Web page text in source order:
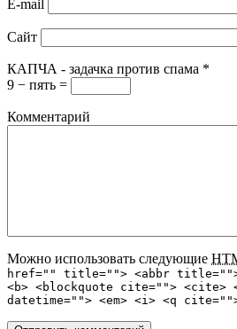
E-mail
Сайт
КАПЧА - задачка против спама *
9 − пять =
Комментарий
Можно использовать следующие
href="" title=""> <abbr
<b> <blockquote cite=""> <cite>
datetime=""> <em> <i> <q